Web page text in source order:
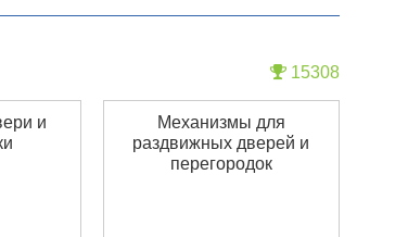
15308
и
Механизмы для
раздвижных дверей и
перегородок